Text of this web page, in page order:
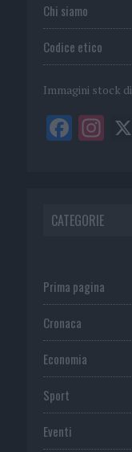
Chi siamo
Codice etico
Immagini stock di
CATEGORIE
Prima pagina
Cronaca
Economia
Sport
Eventi